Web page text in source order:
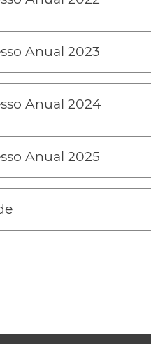
Anual 2023
Anual 2024
Anual 2025